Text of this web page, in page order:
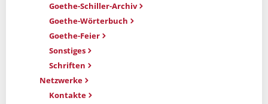
Goethe-Schiller-Archiv
Goethe-Wörterbuch
Goethe-Feier
Sonstiges
Schriften
Netzwerke
Kontakte